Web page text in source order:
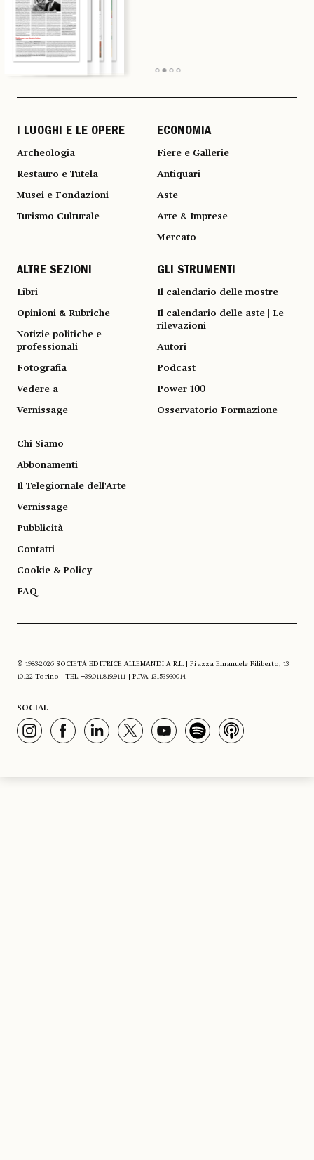
I LUOGHI E LE OPERE
Archeologia
Restauro e Tutela
Musei e Fondazioni
Turismo Culturale
ECONOMIA
Fiere e Gallerie
Antiquari
Aste
Arte & Imprese
Mercato
ALTRE SEZIONI
Libri
Opinioni & Rubriche
Notizie politiche e
professionali
Fotografia
Vedere a
Vernissage
GLI STRUMENTI
Il calendario delle mostre
Il calendario delle aste | Le
rilevazioni
Autori
Podcast
Power 100
Osservatorio Formazione
Chi Siamo
Abbonamenti
Il Telegiornale dell'Arte
Vernissage
Pubblicità
Contatti
Cookie & Policy
FAQ
© 1983-2026 SOCIETÀ EDITRICE ALLEMANDI A R.L. | Piazza Emanuele Filiberto, 13
10122 Torino | TEL. +39.011.819.9111 | P.IVA 13153930014
SOCIAL